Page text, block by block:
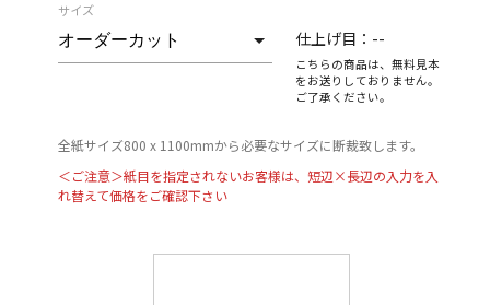
サイズ
仕上げ目： --
こちらの商品は、無料見本
をお送りしておりません。
ご了承ください。
全紙サイズ800 x 1100mmから必要なサイズに断裁致します。
＜ご注意＞紙目を指定されないお客様は、短辺×長辺の入力を入
れ替えて価格をご確認下さい